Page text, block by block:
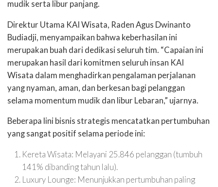
mudik serta libur panjang.
Direktur Utama KAI Wisata, Raden Agus Dwinanto
Budiadji, menyampaikan bahwa keberhasilan ini
merupakan buah dari dedikasi seluruh tim. “Capaian ini
merupakan hasil dari komitmen seluruh insan KAI
Wisata dalam menghadirkan pengalaman perjalanan
yang nyaman, aman, dan berkesan bagi pelanggan
selama momentum mudik dan libur Lebaran,” ujarnya.
Beberapa lini bisnis strategis mencatatkan pertumbuhan
yang sangat positif selama periode ini:
Kereta Wisata: Melayani 25.846 pelanggan (tumbuh
141% dibanding tahun lalu).
Luxury Lounge: Menunjukkan pertumbuhan paling